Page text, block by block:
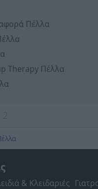
Πέλλα
Therapy Πέλλα
2
& Κλειδαριές